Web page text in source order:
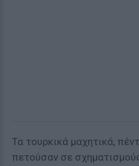
Τα τουρκικά μαχητικά,
πετούσαν σε